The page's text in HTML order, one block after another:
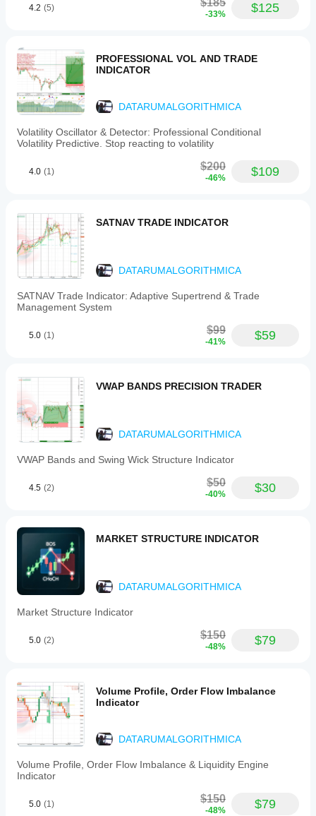
sizing
balance
and
risk
tolerance,
and
project
take
profit
stop
support
disciplined
trade
management.
visual
elements
zone
layout,
and
enable
or
specific
types.
multiple
languages
(English,
Italian,
Spanish,
offers
info
signals,
pattern
scores,
and
metrics.
indicator
uses
confluence
4.2 (5) $185
-33% $125
PROFESSIONAL VOL AND TRADE
INDICATOR
DATARUMALGORITHMICA
Volatility Oscillator & Detector: Professional Conditional
Volatility Predictive. Stop reacting to volatility
4.0 (1) $200
-46% $109
SATNAV TRADE INDICATOR
DATARUMALGORITHMICA
SATNAV Trade Indicator: Adaptive Supertrend & Trade
Management System
5.0 (1) $99
-41% $59
VWAP BANDS PRECISION TRADER
DATARUMALGORITHMICA
VWAP Bands and Swing Wick Structure Indicator
4.5 (2) $50
-40% $30
MARKET STRUCTURE INDICATOR
DATARUMALGORITHMICA
Market Structure Indicator
5.0 (2) $150
-48% $79
Volume Profile, Order Flow Imbalance
Indicator
DATARUMALGORITHMICA
Volume Profile, Order Flow Imbalance & Liquidity Engine
Indicator
5.0 (1) $150
-48% $79